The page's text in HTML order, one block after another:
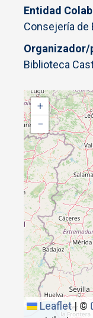
Entidad
Consejería de
Biblioteca
+
−
Leaflet|©